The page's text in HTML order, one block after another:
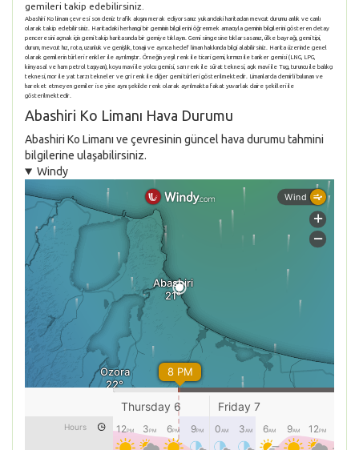
gemileri takip edebilirsiniz.
Abashiri Ko limanı çevresi son deniz trafik akışını merak ediyorsanız yukarıdaki haritadan mevcut durumu anlık ve canlı
olarak takip edebilirsiniz. Haritadaki herhangi bir geminin bilgilerini öğrenmek amacıyla geminin bilgilerini gösteren detay
penceresini açmak için gemi takip haritasında bir gemiye tıklayın. Gemi simgesine tıklarsasanız, ülke bayrağı, gemi tipi,
durum, mevcut hız, rota, uzunluk ve genişlik, tonajı ve ayrıca hedef liman hakkında bilgi alabilirsiniz. Harita üzerinde genel
olarak gemilerin türleri renkler ile ayrılmıştır. Örneğin yeşil renk ile ticari gemi, kırmızı ile tanker gemisi (LNG, LPG,
kimyasal ve ham petrol taşıyan), koyu mavi ile yolcu gemisi, sarı renk ile sürat teknesi, açık mavi ile Tug, turuncu ile balıkçı
teknesi, mor ile yat tarzı tekneler ve gri renk ile diğer gemi türleri gösterilmektedir. Limanlarda demirli bulunan ve
hareket etmeyen gemiler ise yine aynı şekilde renk olarak ayrılmakta fakat yuvarlak daire şekilleri ile
gösterilmektedir.
Abashiri Ko Limanı Hava Durumu
Abashiri Ko Limanı ve çevresinin güncel hava durumu tahmini
bilgilerine ulaşabilirsiniz.
Windy